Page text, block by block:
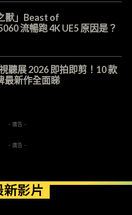
獸」Beast of
流暢跑 4K UE5 原因是？
聽展 2026 即拍即剪！10 款
最新作全面睇
- 廣告 -
- 廣告 -
新影片